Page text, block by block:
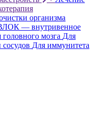
организма
— внутривенное
головного мозга Для
Для иммунитета